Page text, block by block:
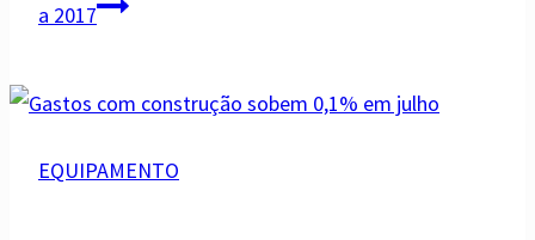
a 2017
EQUIPAMENTO